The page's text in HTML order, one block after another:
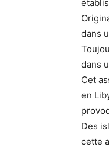
dans
dans
Cet
en
Des
cette